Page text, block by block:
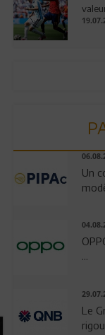
Un
...
Le